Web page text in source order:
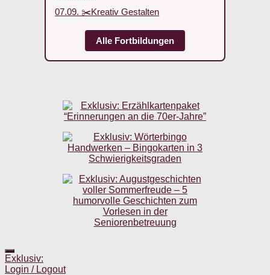
07.09. ✂️Kreativ Gestalten
Alle Fortbildungen
Exklusiv:
Login / Logout